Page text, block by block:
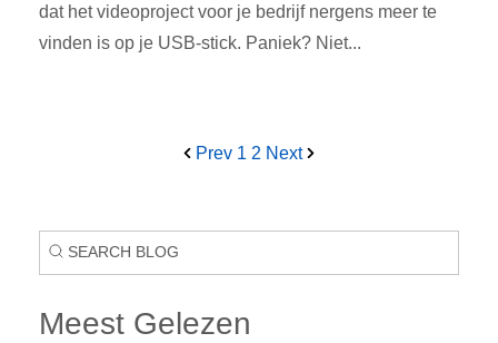
dat het videoproject voor je bedrijf nergens meer te
vinden is op je USB-stick. Paniek? Niet...
Prev 1 2 Next
Meest Gelezen